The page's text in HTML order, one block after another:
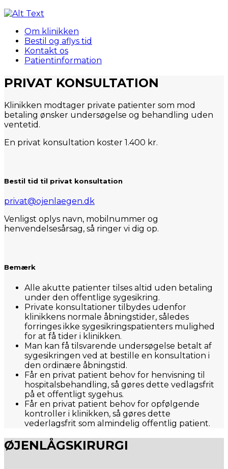
Om klinikken
Bestil og aflys tid
Kontakt os
Patientinformation
PRIVAT KONSULTATION
Klinikken modtager private patienter som mod
betaling ønsker undersøgelse og behandling uden
ventetid.
En privat konsultation koster 1.400 kr.
Bestil tid til privat konsultation
privat@ojenlaegen.dk
Venligst oplys navn, mobilnummer og
henvendelsesårsag, så ringer vi dig op.
Bemærk
Alle akutte patienter tilses altid uden betaling
under den offentlige sygesikring.
Private konsultationer tilbydes udenfor
klinikkens normale åbningstider, således
forringes ikke sygesikringspatienters mulighed
for at få tider i klinikken.
Man kan få tilsvarende undersøgelse betalt af
sygesikringen ved at bestille en konsultation i
den ordinære åbningstid.
Får en privat patient behov for henvisning til
hospitalsbehandling, så gøres dette vedlagsfrit
på et offentligt sygehus.
Får en privat patient behov for opfølgende
kontroller i klinikken, så gøres dette
vederlagsfrit som almindelig offentlig patient.
ØJENLÅGSKIRURGI
For sundhedsforsikring- og privatbehandling,